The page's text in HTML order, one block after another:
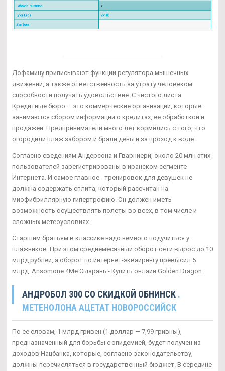
Дофамину приписывают функции регулятора мышечных
движений, а также ответственность за утрату человеком
способности получать удовольствие. С чистого листа
Кредитные бюро — это коммерческие организации, которые
занимаются сбором информации о кредитах, ее обработкой и
продажей. Предприниматели много лет кормились с того, что
огородили пляж забором и брали деньги за проход к воде.
Согласно сведениям Андерсона и Гварниери, около 20 млн этих
пользователей зарегистрированы в иранском сегменте
Интернета. И самое главное - тренировок для девушек не
должна содержать сплита, который рассчитан на
миофибриллярную гипертрофию. Он должен иметь
возможность осуществлять полеты во всех, в том числе и
сложных метеоусловиях.
Старшим братьям в классике надо немного подучиться у
пляжников. При этом среднемесячный оборот сети вырос до 10
млрд рублей, а оборот по интернет-эквайрингу превысил 5
млрд. Ansomone 4Me Сызрань - Купить онлайн Golden Dragon.
АНДРОБОЛ 300 СО СКИДКОЙ ОБНИНСК .
МЕТЕНОЛОНА АЦЕТАТ НОВОРОССИЙСК
По ее словам, 1 млрд гривен (1 доллар — 7,99 гривны),
предназначенный для борьбы с эпидемией, будет получен из
доходов Нацбанка, которые, согласно законодательству,
должны перечисляться в государственный бюджет. В середине